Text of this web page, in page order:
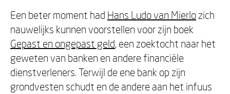
Een beter moment had Hans Ludo van Mierlo zich
nauwelijks kunnen voorstellen voor zijn boek
Gepast en ongepast geld, een zoektocht naar het
geweten van banken en andere financiële
dienstverleners. Terwijl de ene bank op zijn
grondvesten schudt en de andere aan het infuus